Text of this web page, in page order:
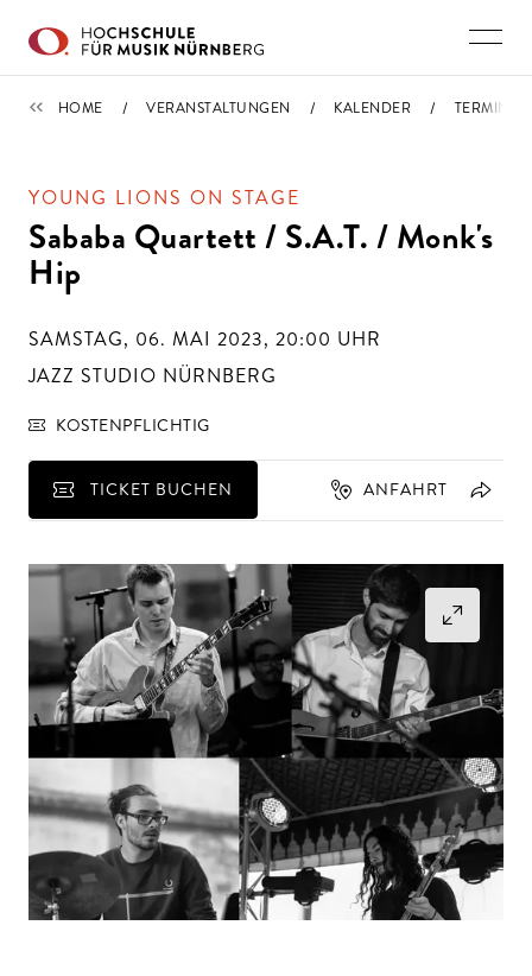
TERMINE
HOME VERANSTALTUNGEN KALENDER TERMIN
YOUNG LIONS ON STAGE
Sababa Quartett / S.A.T. / Monk's
Hip
SAMSTAG, 06. MAI 2023, 20:00 UHR
JAZZ STUDIO NÜRNBERG
KOSTENPFLICHTIG
TICKET BUCHEN ANFAHRT